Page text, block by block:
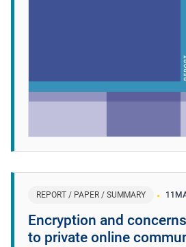
REPORT / PAPER / SUMMARY 11
Encryption and
to private online